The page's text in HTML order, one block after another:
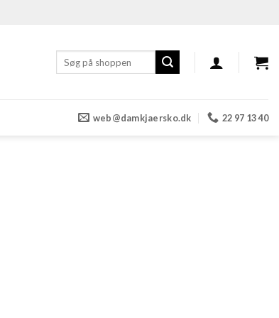
efter:
web@damkjaersko.dk 22 97 13 40